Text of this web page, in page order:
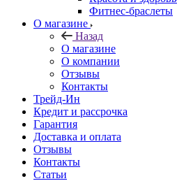
Фитнес-браслеты
О магазине
Назад
О магазине
О компании
Отзывы
Контакты
Трейд-Ин
Кредит и рассрочка
Гарантия
Доставка и оплата
Отзывы
Контакты
Статьи